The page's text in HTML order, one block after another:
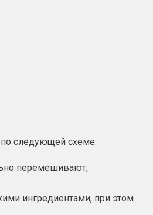
по следующей схеме:
перемешивают;
ингредиентами, при этом